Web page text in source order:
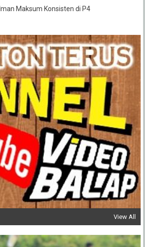
Maksum Konsisten di P4
View All